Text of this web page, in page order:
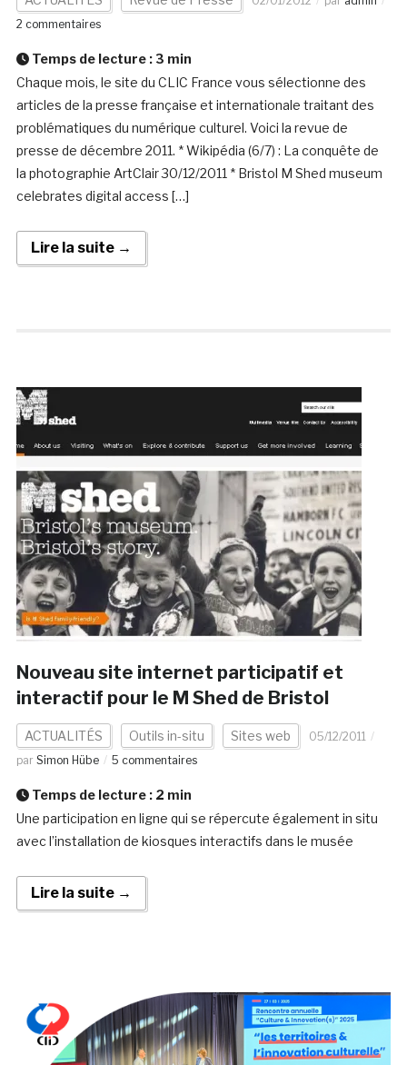
2 commentaires
Temps de lecture : 3 min
Chaque mois, le site du CLIC France vous sélectionne des
articles de la presse française et internationale traitant des
problématiques du numérique culturel. Voici la revue de
presse de décembre 2011. * Wikipédia (6/7) : La conquête de
la photographie ArtClair 30/12/2011 * Bristol M Shed museum
celebrates digital access […]
Lire la suite →
Nouveau site internet participatif et
interactif pour le M Shed de Bristol
ACTUALITÉS Outils in-situ Sites web
05/12/2011
par Simon Hübe 5 commentaires
Temps de lecture : 2 min
Une participation en ligne qui se répercute également in situ
avec l’installation de kiosques interactifs dans le musée
Lire la suite →